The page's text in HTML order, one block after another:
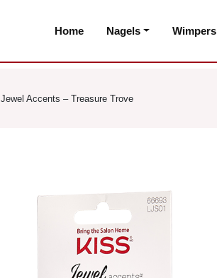
Home Nagels Wimpers
Jewel Accents – Treasure Trove